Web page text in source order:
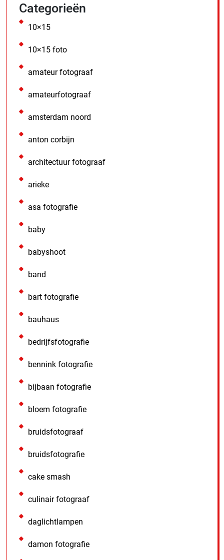
Categorieën
10×15
10×15 foto
amateur fotograaf
amateurfotograaf
amsterdam noord
anton corbijn
architectuur fotograaf
arieke
asa fotografie
baby
babyshoot
band
bart fotografie
bauhaus
bedrijfsfotografie
bennink fotografie
bijbaan fotografie
bloem fotografie
bruidsfotograaf
bruidsfotografie
cake smash
culinair fotograaf
daglichtlampen
damon fotografie